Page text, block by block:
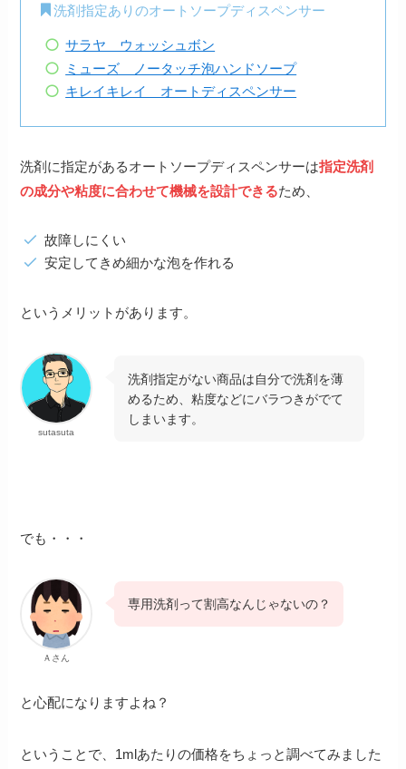
洗剤指定ありのオートソープディスペンサー
サラヤ ウォッシュボン
ミューズ ノータッチ泡ハンドソープ
キレイキレイ オートディスペンサー
洗剤に指定があるオートソープディスペンサーは指定洗剤
の成分や粘度に合わせて機械を設計できるため、
故障しにくい
安定して きめ細かな泡を作れる
というメリットがあります。
sutasuta
洗剤指定がない商品は自分で洗剤を薄
めるため、粘度などにバラつきがでて
しまいます。
でも・・・
Ａさん
専用洗剤って割高なんじゃないの？
と心配になりますよね？
ということで、1mlあたりの価格をちょっと調べてみました